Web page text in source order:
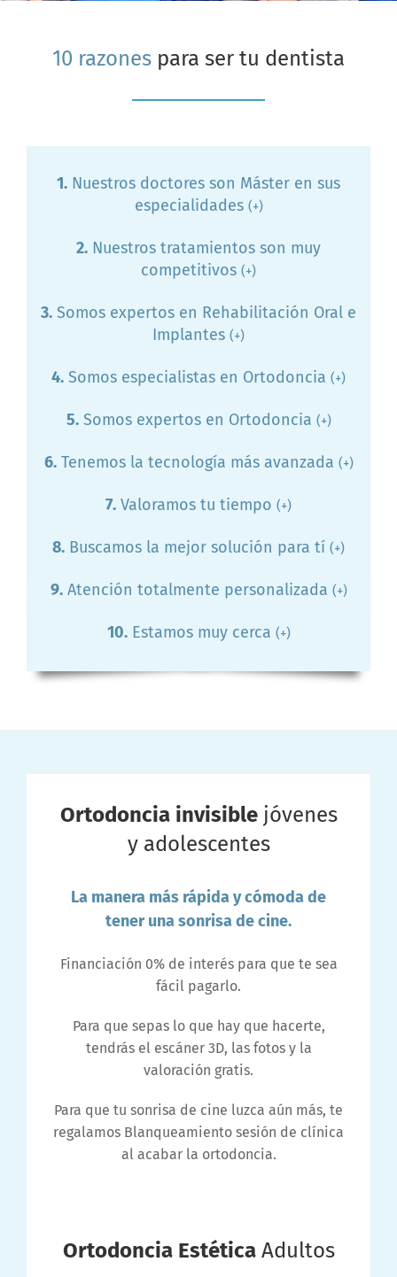
10 razones para ser tu dentista
1. Nuestros doctores son Máster en sus
especialidades (+)
2. Nuestros tratamientos son muy
competitivos (+)
3. Somos expertos en Rehabilitación Oral e
Implantes (+)
4. Somos especialistas en Ortodoncia (+)
5.Somos expertos en Ortodoncia (+)
6.Tenemos la tecnología más avanzada (+)
7. Valoramos tu tiempo (+)
8. Buscamos la mejor solución para tí (+)
9.Atención totalmente personalizada (+)
10.Estamos muy cerca (+)
Ortodoncia invisiblejóvenes
y adolescentes
La manera más rápida y cómoda de
tener una sonrisa de cine.
Financiación 0% de interés para que te sea
fácil pagarlo.
Para que sepas lo que hay que hacerte,
tendrás el escáner 3D, las fotos y la
valoración gratis.
Para que tu sonrisa de cine luzca aún más, te
regalamos Blanqueamiento sesión de clínica
al acabar la ortodoncia.
Ortodoncia EstéticaAdultos